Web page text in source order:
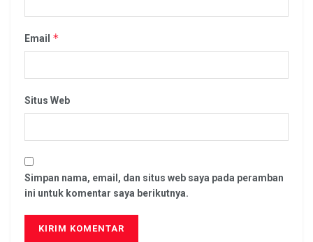
Email *
Situs Web
Simpan nama, email, dan situs web saya pada peramban
ini untuk komentar saya berikutnya.